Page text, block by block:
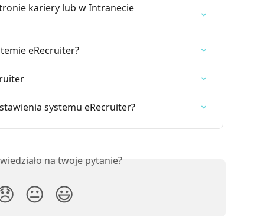
kariery lub w Intranecie
eRecruiter?
systemu eRecruiter?
na twoje pytanie?
😐 😃